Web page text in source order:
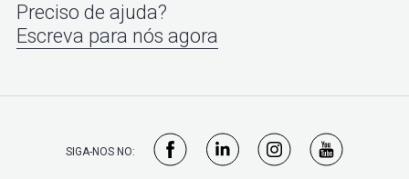
Preciso de ajuda?
Escreva para nós agora
SIGA-NOS NO: